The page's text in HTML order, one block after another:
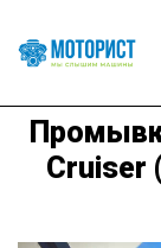
Cruiser